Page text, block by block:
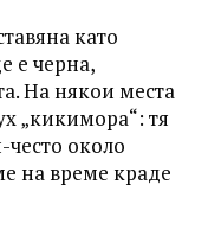
като
е черна,
На някои места
„кикимора“: тя
около
на време краде